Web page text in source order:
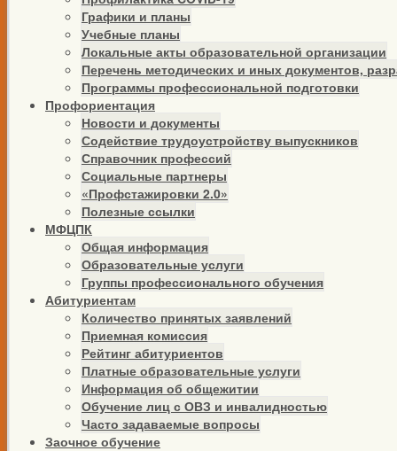
Графики и планы
Учебные планы
Локальные акты образовательной организации
Перечень методических и иных документов,
Программы профессиональной подготовки
Профориентация
Новости и документы
Содействие трудоустройству выпускников
Справочник профессий
Социальные партнеры
«Профстажировки 2.0»
Полезные ссылки
МФЦПК
Общая информация
Образовательные услуги
Группы профессионального обучения
Абитуриентам
Количество принятых заявлений
Приемная комиссия
Рейтинг абитуриентов
Платные образовательные услуги
Информация об общежитии
Обучение лиц с ОВЗ и инвалидностью
Часто задаваемые вопросы
Заочное обучение